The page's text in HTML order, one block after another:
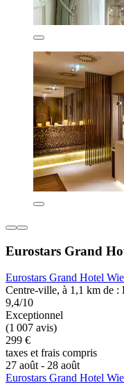
Eurostars Grand
Eurostars Grand Hotel
Centre-ville, à 1,1 km de :
9,4/10
Exceptionnel
(1 007 avis)
299 €
taxes et frais compris
27 août - 28 août
Eurostars Grand Hotel